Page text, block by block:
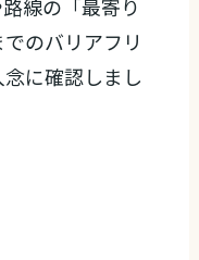
線の「最寄り
のバリアフリ
に確認しまし